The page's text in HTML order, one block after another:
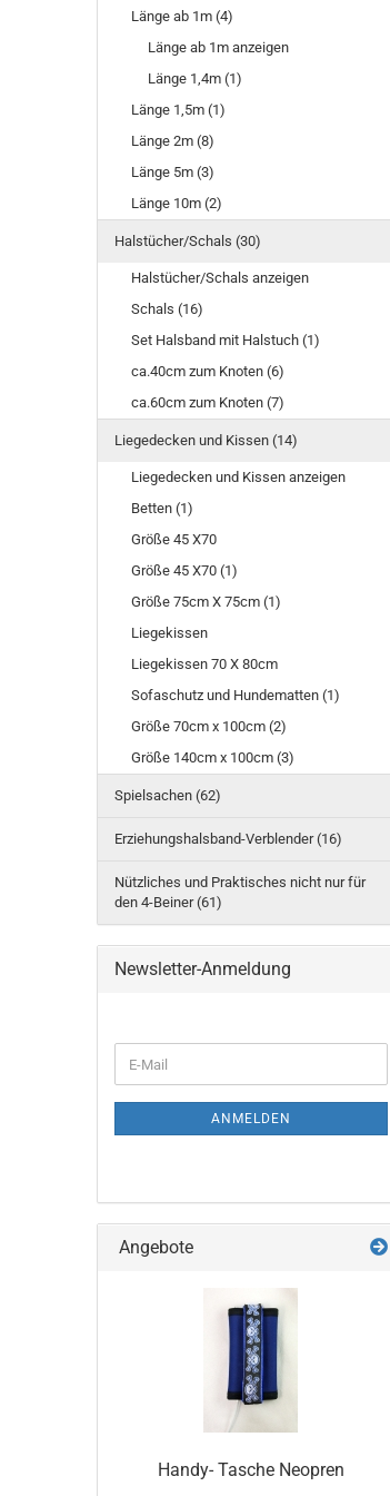
Länge ab 1m (4)
Länge ab 1m anzeigen
Länge 1,4m (1)
Länge 1,5m (1)
Länge 2m (8)
Länge 5m (3)
Länge 10m (2)
Halstücher/Schals (30)
Halstücher/Schals anzeigen
Schals (16)
Set Halsband mit Halstuch (1)
ca.40cm zum Knoten (6)
ca.60cm zum Knoten (7)
Liegedecken und Kissen (14)
Liegedecken und Kissen anzeigen
Betten (1)
Größe 45 X70
Größe 45 X70 (1)
Größe 75cm X 75cm (1)
Liegekissen
Liegekissen 70 X 80cm
Sofaschutz und Hundematten (1)
Größe 70cm x 100cm (2)
Größe 140cm x 100cm (3)
Spielsachen (62)
Erziehungshalsband-Verblender (16)
Nützliches und Praktisches nicht nur für
den 4-Beiner (61)
Newsletter-Anmeldung
ZUR
E-
Mail
ANMELDEN
Angebote
Handy- Tasche Neopren